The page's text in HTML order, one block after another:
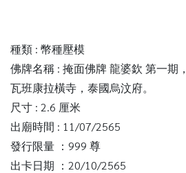
種類 : 幣種壓模
佛牌名稱 : 掩面佛牌 龍婆欽 第一期
瓦班康拉橫寺，泰國烏汶府。
尺寸 : 2.6 厘米
出廟時間 : 11/07/2565
發行限量 ：999 尊
出卡日期 ：20/10/2565